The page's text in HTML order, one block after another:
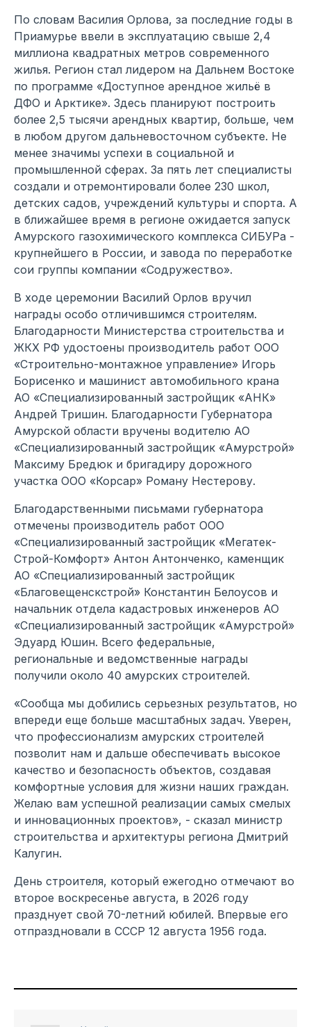
По словам Василия Орлова, за последние годы в
Приамурье ввели в эксплуатацию свыше 2,4
миллиона квадратных метров современного
жилья. Регион стал лидером на Дальнем Востоке
по программе «Доступное арендное жильё в
ДФО и Арктике». Здесь планируют построить
более 2,5 тысячи арендных квартир, больше, чем
в любом другом дальневосточном субъекте. Не
менее значимы успехи в социальной и
промышленной сферах. За пять лет специалисты
создали и отремонтировали более 230 школ,
детских садов, учреждений культуры и спорта. А
в ближайшее время в регионе ожидается запуск
Амурского газохимического комплекса СИБУРа -
крупнейшего в России, и завода по переработке
сои группы компании «Содружество».
В ходе церемонии Василий Орлов вручил
награды особо отличившимся строителям.
Благодарности Министерства строительства и
ЖКХ РФ удостоены производитель работ ООО
«Строительно-монтажное управление» Игорь
Борисенко и машинист автомобильного крана
АО «Специализированный застройщик «АНК»
Андрей Тришин. Благодарности Губернатора
Амурской области вручены водителю АО
«Специализированный застройщик «Амурстрой»
Максиму Бредюк и бригадиру дорожного
участка ООО «Корсар» Роману Нестерову.
Благодарственными письмами губернатора
отмечены производитель работ ООО
«Специализированный застройщик «Мегатек-
Строй-Комфорт» Антон Антонченко, каменщик
АО «Специализированный застройщик
«Благовещенскстрой» Константин Белоусов и
начальник отдела кадастровых инженеров АО
«Специализированный застройщик «Амурстрой»
Эдуард Юшин. Всего федеральные,
региональные и ведомственные награды
получили около 40 амурских строителей.
«Сообща мы добились серьезных результатов, но
впереди еще больше масштабных задач. Уверен,
что профессионализм амурских строителей
позволит нам и дальше обеспечивать высокое
качество и безопасность объектов, создавая
комфортные условия для жизни наших граждан.
Желаю вам успешной реализации самых смелых
и инновационных проектов», - сказал министр
строительства и архитектуры региона Дмитрий
Калугин.
День строителя, который ежегодно отмечают во
второе воскресенье августа, в 2026 году
празднует свой 70-летний юбилей. Впервые его
отпраздновали в СССР 12 августа 1956 года.